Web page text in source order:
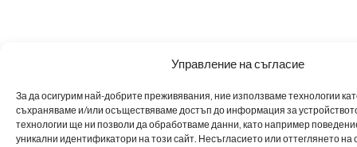
Управление на съгласие
За да осигурим най-добрите преживявания, ние използваме технологии
съхраняваме и/или осъществяваме достъп до информация за
технологии ще ни позволи да обработваме данни, като например
уникални идентификатори на този сайт. Несъгласието или оттеглянето на